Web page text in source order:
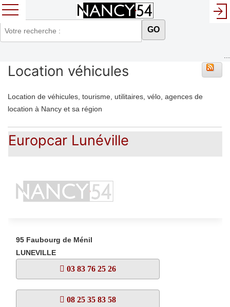
GO
Location véhicules
Location de véhicules, tourisme, utilitaires, vélo, agences de
location à Nancy et sa région
Europcar Lunéville
95 Faubourg de Ménil
LUNEVILLE
03 83 76 25 26
08 25 35 83 58